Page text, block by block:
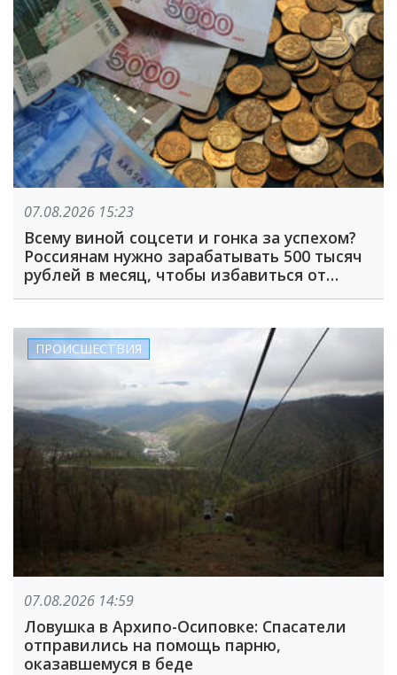
07.08.2026 15:23
Всему виной соцсети и гонка за успехом?
Россиянам нужно зарабатывать 500 тысяч
рублей в месяц, чтобы избавиться от
ПРОИСШЕСТВИЯ
07.08.2026 14:59
Ловушка в Архипо-Осиповке: Спасатели
отправились на помощь парню,
оказавшемуся в беде